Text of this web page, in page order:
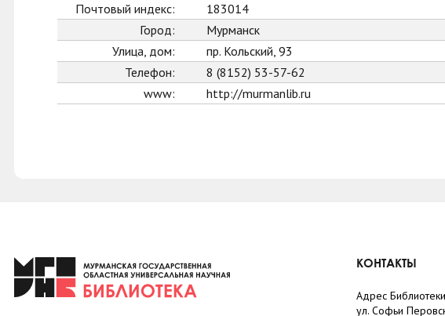
Почтовый индекс:
183014
Город:
Мурманск
Улица, дом:
пр. Кольский, 93
Телефон:
8 (8152) 53-57-62
www:
http://murmanlib.ru
КОНТАКТЫ
Адрес
ул. Софьи